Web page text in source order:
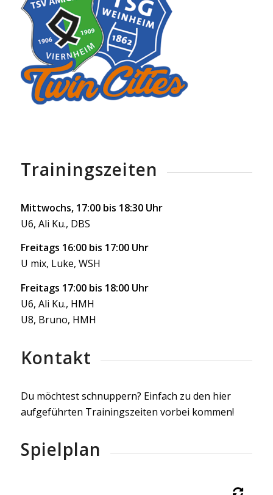
Trainingszeiten
Mittwochs, 17:00 bis 18:30 Uhr
U6, Ali Ku., DBS
Freitags 16:00 bis 17:00 Uhr
U mix, Luke, WSH
Freitags 17:00 bis 18:00 Uhr
U6, Ali Ku., HMH
U8, Bruno, HMH
Kontakt
Du möchtest schnuppern? Einfach zu den hier
aufgeführten Trainingszeiten vorbei kommen!
Spielplan